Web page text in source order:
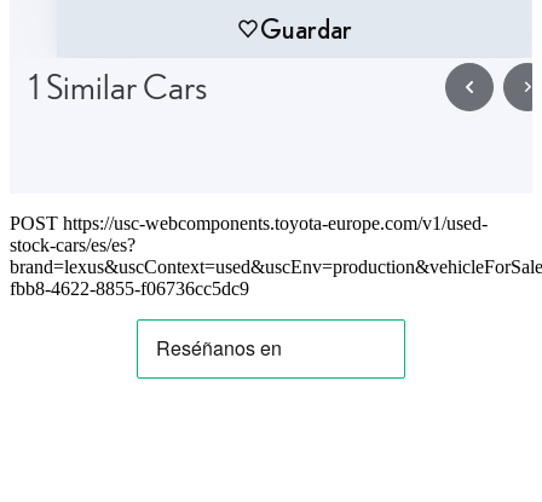
Guardar
1 Similar Cars
POST https://usc-webcomponents.toyota-europe.com/v1/used-
stock-cars/es/es?
fbb8-4622-8855-f06736cc5dc9